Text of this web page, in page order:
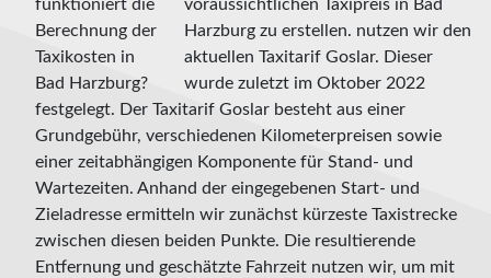
voraussichtlichen Taxipreis in Bad
Harzburg zu erstellen. nutzen wir den
aktuellen Taxitarif Goslar. Dieser
wurde zuletzt im Oktober 2022
festgelegt. Der Taxitarif Goslar besteht aus einer
Grundgebühr, verschiedenen Kilometerpreisen sowie
einer zeitabhängigen Komponente für Stand- und
Wartezeiten. Anhand der eingegebenen Start- und
Zieladresse ermitteln wir zunächst kürzeste Taxistrecke
zwischen diesen beiden Punkte. Die resultierende
Entfernung und geschätzte Fahrzeit nutzen wir, um mit